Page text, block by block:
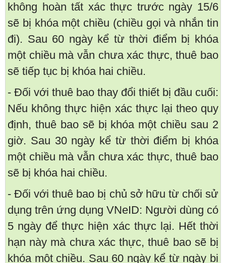
không hoàn tất xác thực trước ngày 15/6
sẽ bị khóa một chiều (chiều gọi và nhắn tin
đi). Sau 60 ngày kể từ thời điểm bị khóa
một chiều mà vẫn chưa xác thực, thuê bao
sẽ tiếp tục bị khóa hai chiều.
- Đối với thuê bao thay đổi thiết bị đầu cuối:
Nếu không thực hiện xác thực lại theo quy
định, thuê bao sẽ bị khóa một chiều sau 2
giờ. Sau 30 ngày kể từ thời điểm bị khóa
một chiều mà vẫn chưa xác thực, thuê bao
sẽ bị khóa hai chiều.
- Đối với thuê bao bị chủ sở hữu từ chối sử
dụng trên ứng dụng VNeID: Người dùng có
5 ngày để thực hiện xác thực lại. Hết thời
hạn này mà chưa xác thực, thuê bao sẽ bị
khóa một chiều. Sau 60 ngày kể từ ngày bị